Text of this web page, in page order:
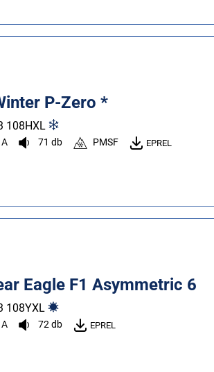
P-Zero *
108HXL
A 71 db PMSF EPREL
Eagle F1 Asymmetric 6
108YXL
A 72 db EPREL